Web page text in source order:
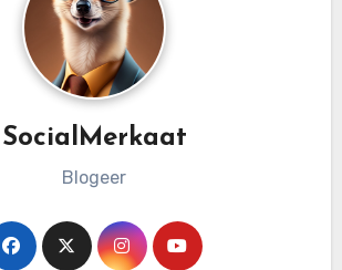
SocialMerkaat
Blogeer